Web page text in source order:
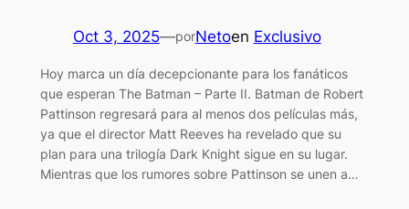
Oct 3, 2025—porNetoen Exclusivo
Hoy marca un día decepcionante para los fanáticos
que esperan The Batman – Parte II. Batman de Robert
Pattinson regresará para al menos dos películas más,
ya que el director Matt Reeves ha revelado que su
plan para una trilogía Dark Knight sigue en su lugar.
Mientras que los rumores sobre Pattinson se unen a…